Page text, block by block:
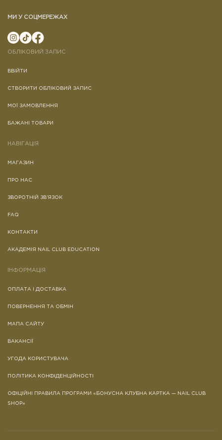
МИ У СОЦМЕРЕЖАХ
ОБЛІКОВИЙ ЗАПИС
ВВІЙТИ
СТВОРИТИ ОБЛІКОВИЙ ЗАПИС
МОЇ ЗАМОВЛЕННЯ
БАЖАНІ ТОВАРИ
НАВІГАЦІЯ
МАГАЗИН
ПРО НАС
ЗВОРОТНІЙ ЗВ’ЯЗОК
FAQ
КОНТАКТИ
АКАДЕМІЯ NAIL CLUB EDUCATION
ІНФОРМАЦІЯ
ОПЛАТА І ДОСТАВКА
ПОВЕРНЕННЯ ТА ОБМІН
МАПА САЙТУ
ВАКАНСІЇ
УГОДА КОРИСТУВАЧА
ПОЛІТИКА КОНФІДЕНЦІЙНОСТІ
ОФІЦІЙНІ ПРАВИЛА ПРОГРАМИ «БОНУСНА КЛУБНА КАРТКА — NAIL CLUB
SHOP»